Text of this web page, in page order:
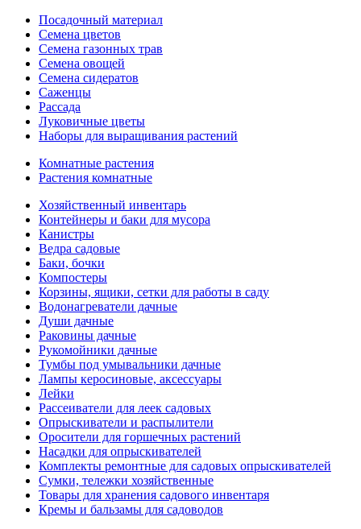
Посадочный материал
Семена цветов
Семена газонных трав
Семена овощей
Семена сидератов
Саженцы
Рассада
Луковичные цветы
Наборы для выращивания растений
Комнатные растения
Растения комнатные
Хозяйственный инвентарь
Контейнеры и баки для мусора
Канистры
Ведра садовые
Баки, бочки
Компостеры
Корзины, ящики, сетки для работы в саду
Водонагреватели дачные
Души дачные
Раковины дачные
Рукомойники дачные
Тумбы под умывальники дачные
Лампы керосиновые, аксессуары
Лейки
Рассеиватели для леек садовых
Опрыскиватели и распылители
Оросители для горшечных растений
Насадки для опрыскивателей
Комплекты ремонтные для садовых опрыскивателей
Сумки, тележки хозяйственные
Товары для хранения садового инвентаря
Кремы и бальзамы для садоводов